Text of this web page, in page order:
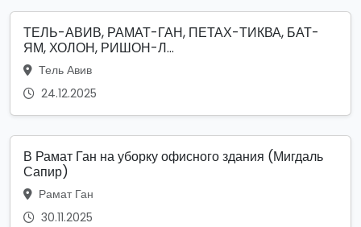
ТЕЛЬ-АВИВ, РАМАТ-ГАН, ПЕТАХ-ТИКВА, БАТ-
ЯМ, ХОЛОН, РИШОН-Л...
Тель Авив
24.12.2025
В Рамат Ган на уборку офисного здания (Мигдаль
Сапир)
Рамат Ган
30.11.2025